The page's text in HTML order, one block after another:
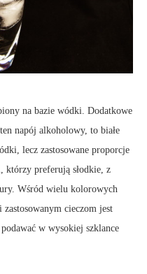
na bazie wódki. Dodatkowe
napój alkoholowy, to białe
lecz zastosowane proporcje
którzy preferują słodkie, z
Wśród wielu kolorowych
cieczom jest
w wysokiej szklance